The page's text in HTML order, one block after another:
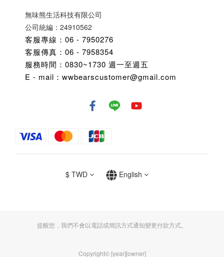
無味熊生活科技有限公司
公司統編：24910562
客服專線：06 - 7950276
客服傳真：06 - 7958354
服務時間：0830~1730 週一至週五
E - mail：wwbearscustomer@gmail.com
$ TWD English
提醒您，我們不會以電話或簡訊方式通知變更付款方式。
Copyright© [year][owner]